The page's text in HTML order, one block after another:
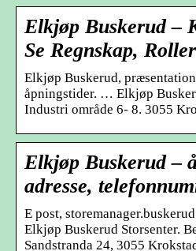
Elkjøp Buskerud –
Se Regnskap,
Elkjøp Buskerud,
åpningstider. … Elkjøp
Industri område 6- 8. 3055
Elkjøp Buskerud –
adresse,
E post,
Elkjøp Buskerud Storsenter.
Sandstranda 24, 3055